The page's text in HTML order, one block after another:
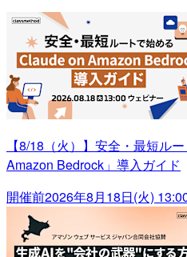
【8/18（火）】安全・最短ル
Amazon Bedrock」導入ガイド
開催前2026年8月18日(火)